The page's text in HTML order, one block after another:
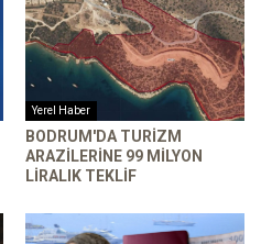
Yerel Haber
BODRUM'DA TURIZM
ARAZILERINE 99 MILYON
LIRALIK TEKLIF